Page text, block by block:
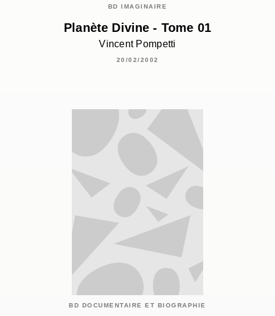
BD IMAGINAIRE
Planète Divine - Tome 01
Vincent Pompetti
20/02/2002
BD DOCUMENTAIRE ET BIOGRAPHIE